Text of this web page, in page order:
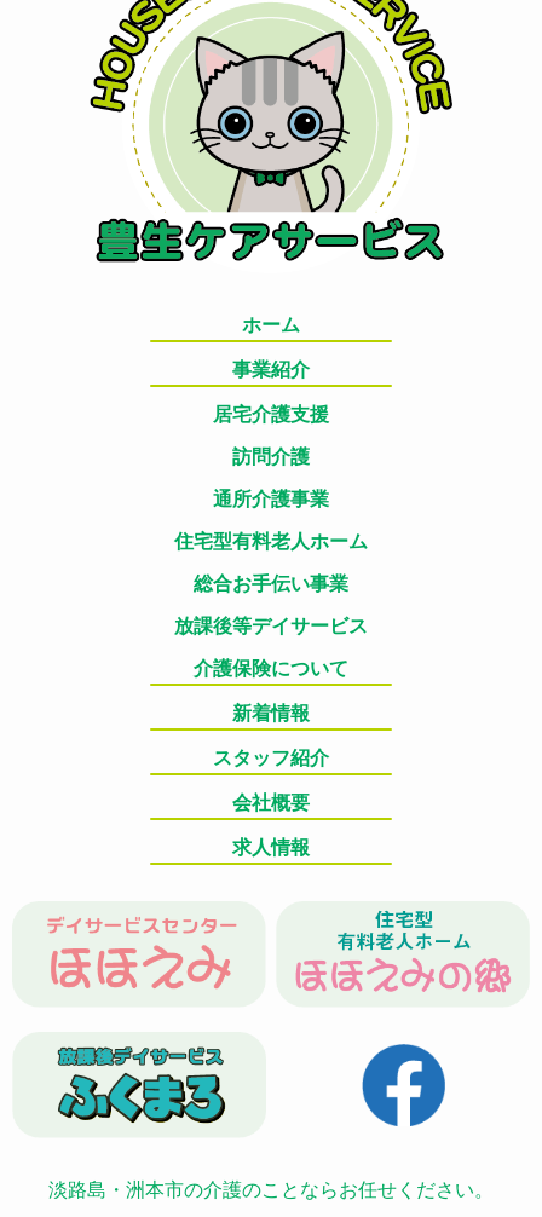
ホーム
事業紹介
居宅介護支援
訪問介護
通所介護事業
住宅型有料老人ホーム
総合お手伝い事業
放課後等デイサービス
介護保険について
新着情報
スタッフ紹介
会社概要
求人情報
淡路島・洲本市の介護のことならお任せください。